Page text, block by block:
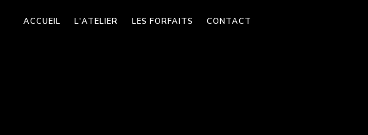
ACCUEIL L'ATELIER LES FORFAITS CONTACT